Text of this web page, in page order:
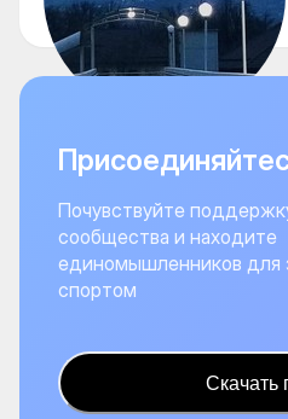
Почувствуйте
сообщества и находите
единомышленников для
спортом
Скачать